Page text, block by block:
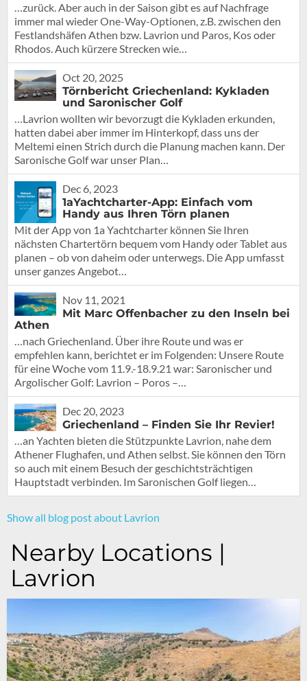
…zurück. Aber auch in der Saison gibt es auf Nachfrage
immer mal wieder One-Way-Optionen, z.B. zwischen den
Festlandshäfen Athen bzw. Lavrion und Paros, Kos oder
Rhodos. Auch kürzere Strecken wie…
Oct 20, 2025
Törnbericht Griechenland: Kykladen
und Saronischer Golf
…Lavrion wollten wir bevorzugt die Kykladen erkunden,
hatten dabei aber immer im Hinterkopf, dass uns der
Meltemi einen Strich durch die Planung machen kann. Der
Saronische Golf war unser Plan…
Dec 6, 2023
1aYachtcharter-App: Einfach vom
Handy aus Ihren Törn planen
Mit der App von 1a Yachtcharter können Sie Ihren
nächsten Chartertörn bequem vom Handy oder Tablet aus
planen – ob von daheim oder unterwegs. Die App umfasst
unser ganzes Angebot…
Nov 11, 2021
Mit Marc Offenbacher zu den Inseln bei
Athen
…nach Griechenland. Über ihre Route und was er
empfehlen kann, berichtet er im Folgenden: Unsere Route
für eine Woche vom 11.9.-18.9.21 war: Saronischer und
Argolischer Golf: Lavrion – Poros –…
Dec 20, 2023
Griechenland – Finden Sie Ihr Revier!
…an Yachten bieten die Stützpunkte Lavrion, nahe dem
Athener Flughafen, und Athen selbst. Sie können den Törn
so auch mit einem Besuch der geschichtsträchtigen
Hauptstadt verbinden. Im Saronischen Golf liegen…
Show all blog post about Lavrion
Nearby Locations |
Lavrion